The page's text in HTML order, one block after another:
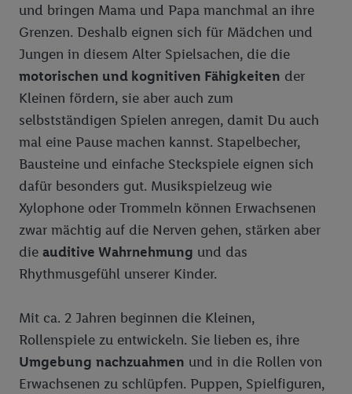
und bringen Mama und Papa manchmal an ihre
Grenzen. Deshalb eignen sich für Mädchen und
Jungen in diesem Alter Spielsachen, die die
motorischen und kognitiven Fähigkeiten der
Kleinen fördern, sie aber auch zum
selbstständigen Spielen anregen, damit Du auch
mal eine Pause machen kannst. Stapelbecher,
Bausteine und einfache Steckspiele eignen sich
dafür besonders gut. Musikspielzeug wie
Xylophone oder Trommeln können Erwachsenen
zwar mächtig auf die Nerven gehen, stärken aber
die auditive Wahrnehmung und das
Rhythmusgefühl unserer Kinder.
Mit ca. 2 Jahren beginnen die Kleinen,
Rollenspiele zu entwickeln. Sie lieben es, ihre
Umgebung nachzuahmen und in die Rollen von
Erwachsenen zu schlüpfen. Puppen, Spielfiguren,